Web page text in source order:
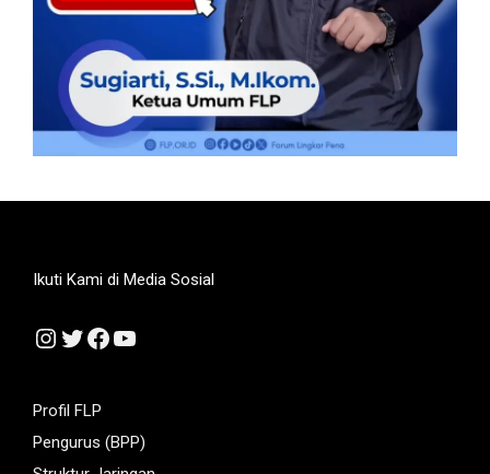
Ikuti Kami di Media Sosial
Instagram
Twitter
Facebook
YouTube
Profil FLP
Pengurus (BPP)